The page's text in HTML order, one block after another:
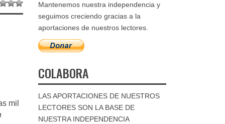
mil
Mantenemos nuestra independencia y
seguimos creciendo gracias a la
aportaciones de nuestros lectores.
COLABORA
LAS APORTACIONES DE NUESTROS
LECTORES SON LA BASE DE
NUESTRA INDEPENDENCIA